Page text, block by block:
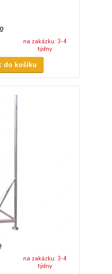
na zakázku: 3-4
týdny
do košíku
na zakázku: 3-4
týdny